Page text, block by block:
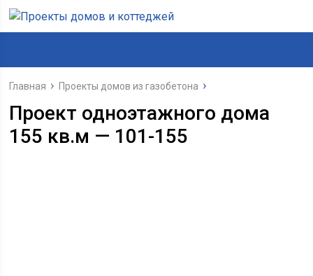
Главная Проекты домов из газобетона
Проект одноэтажного дома
155 кв.м — 101-155